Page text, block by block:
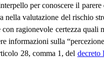
per conoscere il
nella valutazione del rischio
ragionevole certezza
informazioni sulla
28, comma 1, del decreto